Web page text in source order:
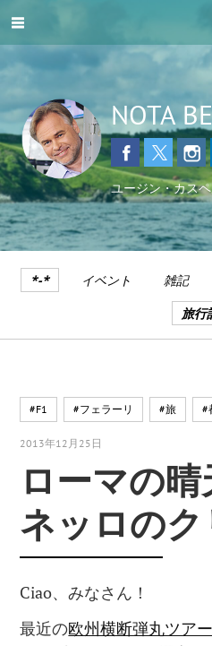
NOTA
ユージン・カス
*-* イベント 雑記
旅行
#F1 #フェラーリ #旅 #
2013年12月25日
ローマの
ネッロの
Ciao、みなさん！
最近の欧州横断弾丸ツア